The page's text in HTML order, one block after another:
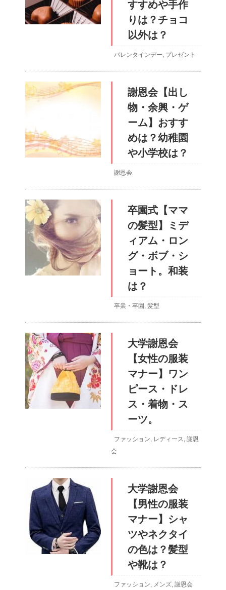
すすめや手作
りは？チョコ
以外は？
バレンタインデー, プレゼント
謝恩会【出し
物・余興・ゲ
ーム】おすす
めは？幼稚園
や小学校は？
謝恩会
卒園式【ママ
の髪型】ミデ
ィアム・ロン
グ・ボブ・シ
ョート。和装
は？
卒業・卒園 , 髪型
大学謝恩会
【女性の服装
マナー】ワン
ピース・ドレ
ス・着物・ス
ーツ。
ファッション, レディース, 謝恩
会
大学謝恩会
【男性の服装
マナー】シャ
ツやネクタイ
の色は？髪型
や靴は？
ファッション, メンズ, 謝恩会